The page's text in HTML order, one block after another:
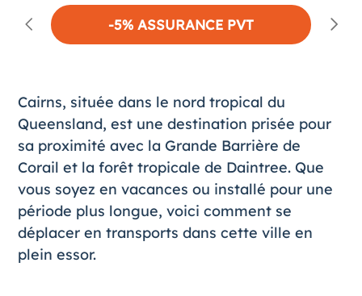
-5% ASSURANCE PVT
Cairns, située dans le nord tropical du
Queensland, est une destination prisée pour
sa proximité avec la Grande Barrière de
Corail et la forêt tropicale de Daintree. Que
vous soyez en vacances ou installé pour une
période plus longue, voici comment se
déplacer en transports dans cette ville en
plein essor.